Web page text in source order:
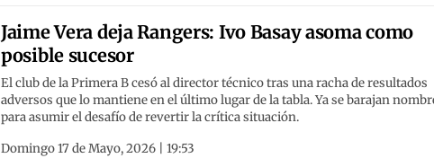
Jaime Vera deja Rangers: Ivo Basay asoma como
posible sucesor
El club de la Primera B cesó al director técnico tras una racha de resultados
adversos que lo mantiene en el último lugar de la tabla. Ya se barajan
para asumir el desafío de revertir la crítica situación.
Domingo 17 de Mayo, 2026 | 19:53